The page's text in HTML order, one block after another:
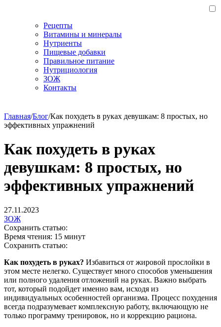
Рецепты
Витамины и минералы
Нутриенты
Пищевые добавки
Правильное питание
Нутрициология
ЗОЖ
Контакты
Главная/Блог/Как похудеть в руках девушкам: 8 простых, но
эффективных упражнений
Как похудеть в руках
девушкам: 8 простых, но
эффективных упражнений
27.11.2023
ЗОЖ
Сохранить статью:
Время чтения: 15 минут
Сохранить статью:
Как похудеть в руках? Избавиться от жировой прослойки в
этом месте нелегко. Существует много способов уменьшения
или полного удаления отложений на руках. Важно выбрать
тот, который подойдет именно вам, исходя из
индивидуальных особенностей организма. Процесс похудения
всегда подразумевает комплексную работу, включающую не
только программу тренировок, но и коррекцию рациона.